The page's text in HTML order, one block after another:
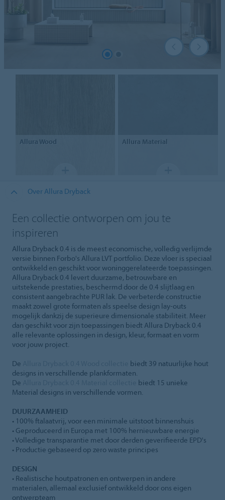
Allura Wood Allura Material
Over Allura Dryback
Een collectie ontworpen om jou te
inspireren
Allura Dryback 0.4 is de meest economische, volledig verlijmde
versie binnen Forbo's Allura LVT portfolio. Deze vloer is speciaal
ontwikkeld en geschikt voor woninggerelateerde toepassingen.
Allura Dryback 0.4 levert duurzame, betrouwbare en
uitstekende prestaties, beschermd door de 0.4 slijtlaag en
consistent aangebrachte PUR lak. De verbeterde constructie
maakt zowel grote formaten als speelse design lay-outs
mogelijk dankzij de superieure dimensionale stabiliteit. Meer
dan geschikt voor zijn toepassingen biedt Allura Dryback 0.4
alle relevante oplossingen in design, kleur, formaat en vorm
voor jouw project.
De
biedt 39 natuurlijke hout
designs in verschillende plankformaten.
De
biedt 15 unieke
Material designs in verschillende vormen.
DUURZAAMHEID
• 100% ftalaatvrij, voor een minimale uitstoot binnenshuis
• Geproduceerd in Europa met 100% hernieuwbare energie
• Volledige transparantie met door derden geverifieerde EPD's
• Productie gebaseerd op zero waste principes
DESIGN
• Realistische houtpatronen en ontwerpen in andere
materialen, allemaal exclusief ontwikkeld door ons eigen
ontwerpteam